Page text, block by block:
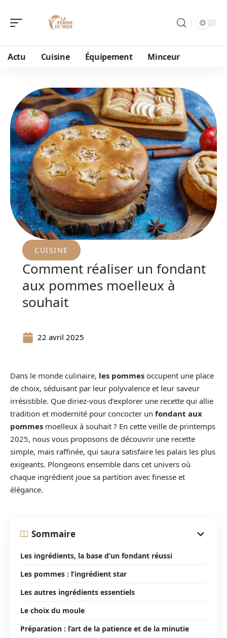
Actu Cuisine Équipement Minceur
CUISINE
Comment réaliser un fondant
aux pommes moelleux à
souhait
22 avril 2025
Dans le monde culinaire, les pommes occupent une place
de choix, séduisant par leur polyvalence et leur saveur
irrésistible. Que diriez-vous d’explorer une recette qui allie
tradition et modernité pour concocter un fondant aux
pommes moelleux à souhait ? En cette veille de printemps
2025, nous vous proposons de découvrir une recette
simple, mais raffinée, qui saura satisfaire les palais les plus
exigeants. Plongeons ensemble dans cet univers où
chaque ingrédient joue sa partition avec finesse et
élégance.
Sommaire
Les ingrédients, la base d’un fondant réussi
Les pommes : l’ingrédient star
Les autres ingrédients essentiels
Le choix du moule
Préparation : l’art de la patience et de la minutie